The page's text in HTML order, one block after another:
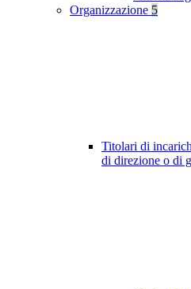
Organizzazione 5
Titolari di
di direzione o di